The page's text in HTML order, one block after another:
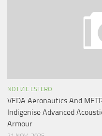
NOTIZIE ESTERO
VEDA Aeronautics And
Indigenise Advanced
Armour